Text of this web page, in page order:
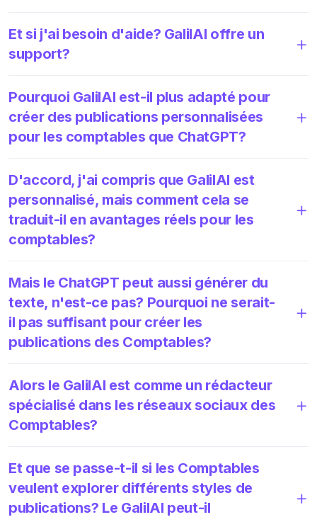
Et si j'ai besoin d'aide? GalilAI offre un
support?
Pourquoi GalilAI est-il plus adapté pour
créer des publications personnalisées
pour les comptables que ChatGPT?
D'accord, j'ai compris que GalilAI est
personnalisé, mais comment cela se
traduit-il en avantages réels pour les
comptables?
Mais le ChatGPT peut aussi générer du
texte, n'est-ce pas? Pourquoi ne serait-
il pas suffisant pour créer les
publications des Comptables?
Alors le GalilAI est comme un rédacteur
spécialisé dans les réseaux sociaux des
Comptables?
Et que se passe-t-il si les Comptables
veulent explorer différents styles de
publications? Le GalilAI peut-il